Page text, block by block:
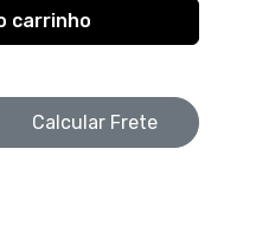
Calcular Frete